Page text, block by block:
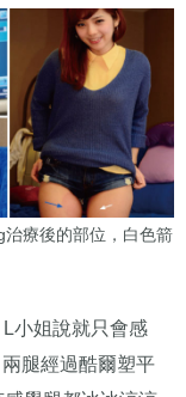
療後的部位，白色箭
小姐說就只會感
兩腿經過酷爾塑平